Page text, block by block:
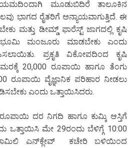
ಮೂಡುಬಿದಿರೆ ತಾಲೂಕಿನ
ಭಾಗದ ರೈತರಿಗೆ ಅನ್ಯಾಯವಾಗುತ್ತಿದೆ. ಈ
ಮತ್ತು ಡೀಮ್ಡ್ ಫಾರೆಸ್ಟ್ ಜಾಗದಲ್ಲಿ ಕೃಷಿ
ಭೂಮಿ ಮಂಜೂರು ಮಾಡಬೇಕು ಎಂದು
ಪ್ರಕೃತಿ ವಿಕೋಪದಿಂದ ಕೃಷಿ
20,000 ರೂಪಾಯಿ ಹಾಗೂ ತೆಂಗು
ರೂಪಾಯಿ ವೈಜ್ಞಾನಿಕ ಪರಿಹಾರ ನೀಡಲು
ಎಂದು ಒತ್ತಾಯಿಸಿದರು.
ದರ ನಿಗದಿ ಹಾಗೂ ಕುಮ್ಕಿ ಆಸ್ತಿಗೆ
ಒತ್ತಾಯಿಸಿ ಮೇ 29ರಂದು ಬೆಳಿಗ್ಗೆ 10:00
ಎನ್‌ಕ್ಲೇವ್ ಕಚೇರಿ ಬಳಿಯಿಂದ